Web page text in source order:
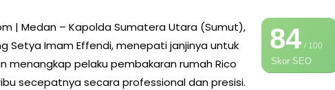
84/ 100
Skor SEO
| Medan – Kapolda Sumatera Utara (Sumut),
Setya Imam Effendi, menepati janjinya untuk
menangkap pelaku pembakaran rumah Rico
secepatnya secara professional dan presisi.